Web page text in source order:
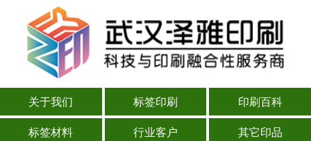
关于我们 标签印刷
印刷百科
标签材料
行业客户
其它印品